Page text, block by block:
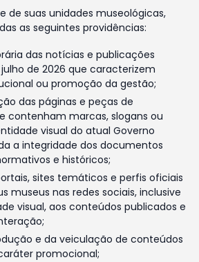
de suas unidades museológicas,
as seguintes providências:
das notícias e publicações
de 2026 que caracterizem
ou promoção da gestão;
das páginas e peças de
contenham marcas, slogans ou
visual do atual Governo
a integridade dos documentos
e históricos;
sites temáticos e perfis oficiais
museus nas redes sociais, inclusive
visual, aos conteúdos publicados e
e da veiculação de conteúdos
promocional;